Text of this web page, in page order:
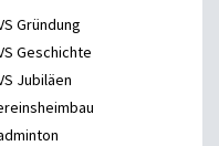
Gründung
Geschichte
Jubiläen